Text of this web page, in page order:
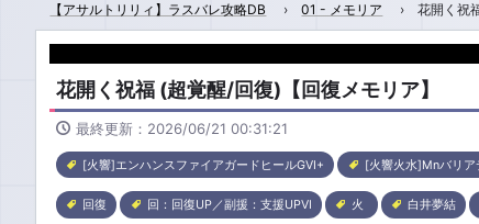
【アサルトリリィ】ラスバレ攻略DB 01 - メモリア 花開く祝
花開く祝福 (超覚醒/回復)【回復メモリア】
最終更新：2026/06/21 00:31:21
[火響]エンハンスファイアガードヒールGVI+ [火響火水]Mnバリア
回復 回：回復UP／副援：支援UPVI 火 白井夢結